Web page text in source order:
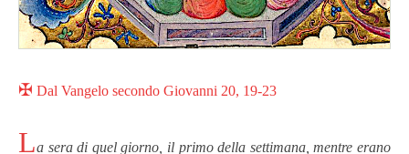
✠ Dal Vangelo secondo Giovanni 20, 19-23
La sera di quel giorno, il primo della settimana, mentre erano